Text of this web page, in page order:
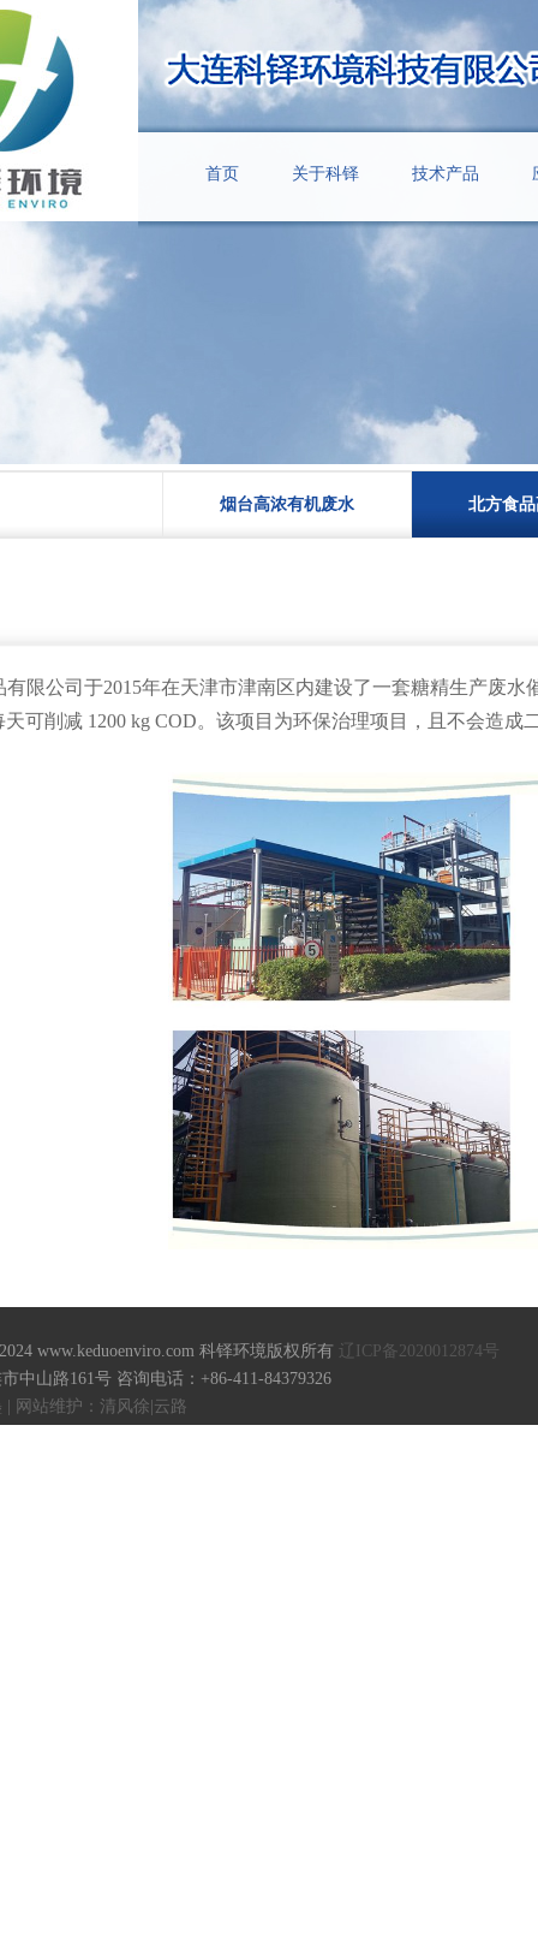
首页 关于科铎 技术产品
烟台高浓有机废水 北方食
公司于2015年在天津市津南区内建设了一套糖精生产废水
可削减 1200 kg COD。该项目为环保治理项目，且不会造成
www.keduoenviro.com 科铎环境版权所有 辽ICP备2020012874号
中山路161号 咨询电话：+86-411-84379326
网站维护：清风徐|云路